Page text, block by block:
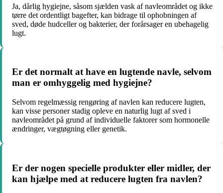
Ja, dårlig hygiejne, såsom sjælden vask af navleområdet og ikke
tørre det ordentligt bagefter, kan bidrage til ophobningen af
sved, døde hudceller og bakterier, der forårsager en ubehagelig
lugt.
Er det normalt at have en lugtende navle, selvom
man er omhyggelig med hygiejne?
Selvom regelmæssig rengøring af navlen kan reducere lugten,
kan visse personer stadig opleve en naturlig lugt af sved i
navleområdet på grund af individuelle faktorer som hormonelle
ændringer, vægtøgning eller genetik.
Er der nogen specielle produkter eller midler, der
kan hjælpe med at reducere lugten fra navlen?